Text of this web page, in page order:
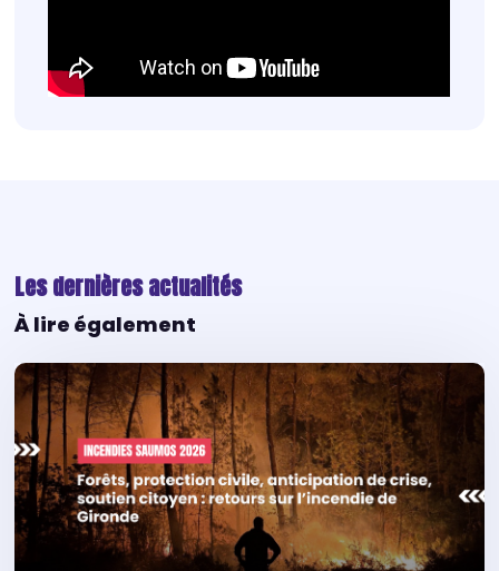
Les dernières actualités
À lire également